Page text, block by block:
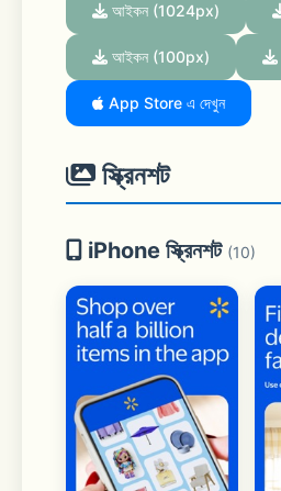
আইকন (1024px)
আইকন (100px)
App Store এ দেখুন
স্ক্রিনশট
iPhone স্ক্রিনশট (10)